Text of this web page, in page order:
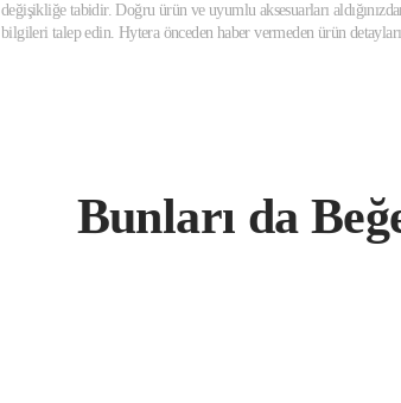
değişikliğe tabidir. Doğru ürün ve uyumlu aksesuarları
bilgileri talep edin. Hytera önceden haber vermeden ürün
Bunları da